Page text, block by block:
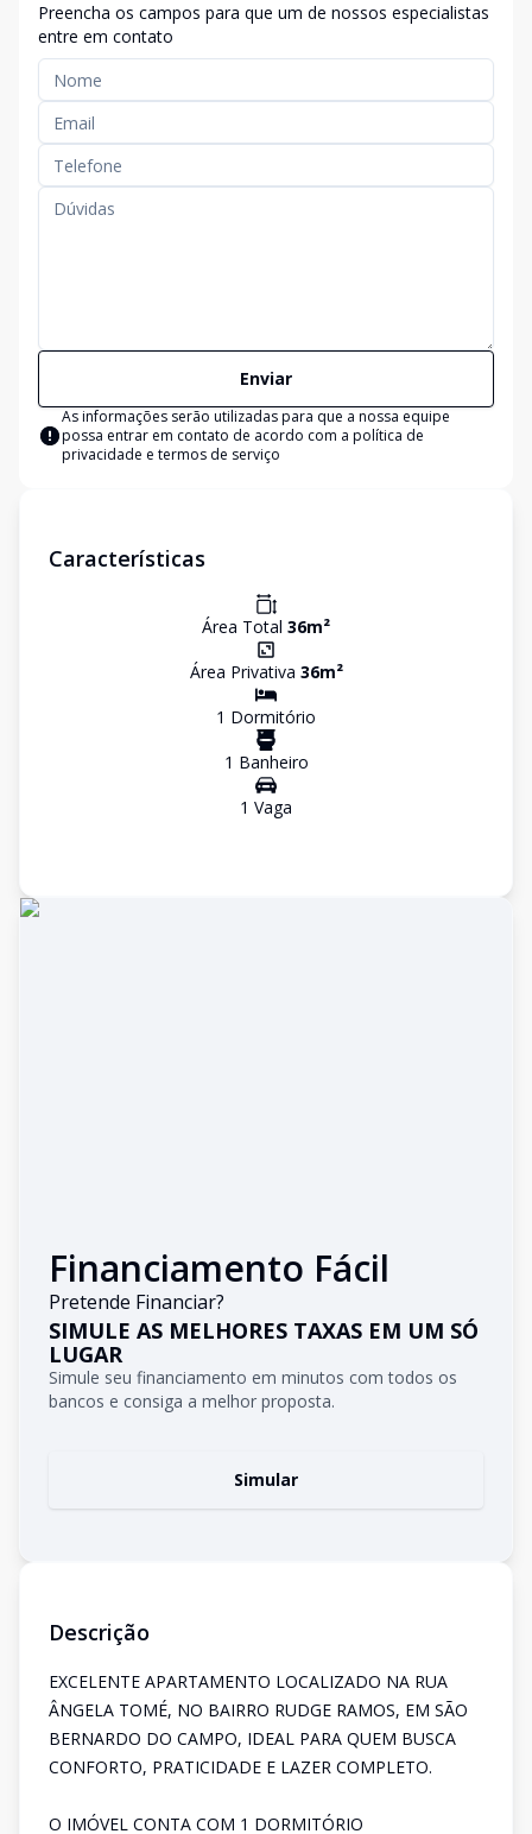
Preencha os campos para que um de nossos especialistas
entre em contato
Enviar
As informações serão utilizadas para que a nossa equipe
possa entrar em contato de acordo com a política de
privacidade e termos de serviço
Características
Área Total 36m²
Área Privativa 36m²
1 Dormitório
1 Banheiro
1 Vaga
Financiamento Fácil
Pretende Financiar?
SIMULE AS MELHORES TAXAS EM UM SÓ
LUGAR
Simule seu financiamento em minutos com todos os
bancos e consiga a melhor proposta.
Simular
Descrição
EXCELENTE APARTAMENTO LOCALIZADO NA RUA
ÂNGELA TOMÉ, NO BAIRRO RUDGE RAMOS, EM SÃO
BERNARDO DO CAMPO, IDEAL PARA QUEM BUSCA
CONFORTO, PRATICIDADE E LAZER COMPLETO.
O IMÓVEL CONTA COM 1 DORMITÓRIO